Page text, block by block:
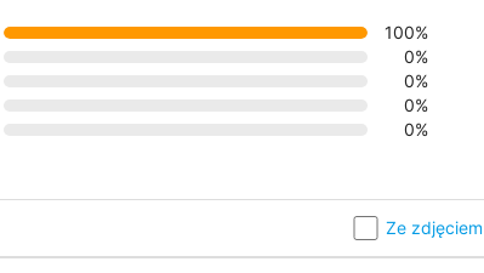
100%
0%
0%
0%
0%
Ze zdjęciem